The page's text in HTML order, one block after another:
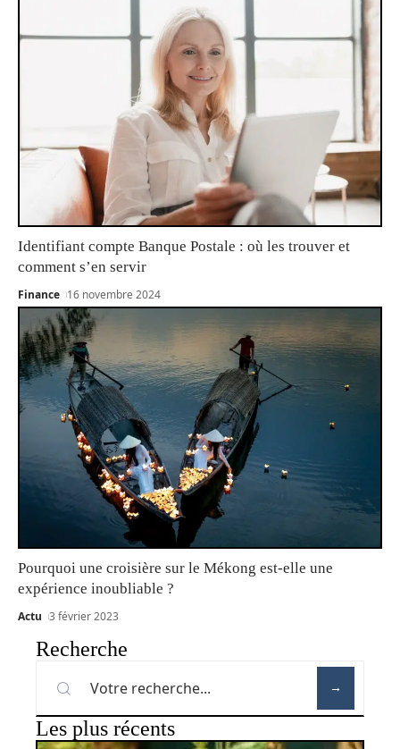
Identifiant compte Banque Postale : où les trouver et
comment s’en servir
Finance 16 novembre 2024
Pourquoi une croisière sur le Mékong est-elle une
expérience inoubliable ?
Actu 3 février 2023
Recherche
Les plus récents